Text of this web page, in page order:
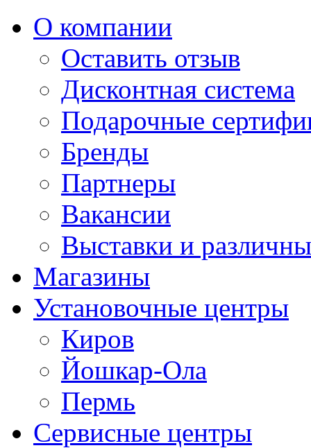
О компании
Оставить отзыв
Дисконтная система
Подарочные
Бренды
Партнеры
Вакансии
Выставки и
Магазины
Установочные центры
Киров
Йошкар-Ола
Пермь
Сервисные центры